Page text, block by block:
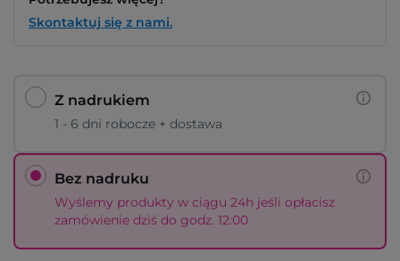
Skontaktuj się z nami.
Z nadrukiem
1 - 6 dni robocze + dostawa
Bez nadruku
Wyślemy produkty w ciągu 24h jeśli opłacisz
zamówienie dziś do godz. 12:00